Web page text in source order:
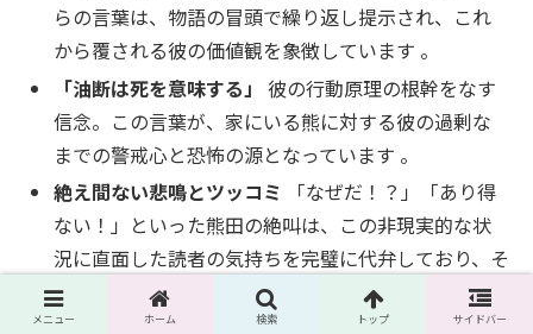
らの言葉は、物語の冒頭で繰り返し提示され、これ
から覆される彼の価値観を象徴しています 。
「油断は死を意味する」 彼の行動原理の根幹をなす
信念。この言葉が、家にいる熊に対する彼の過剰な
までの警戒心と恐怖の源となっています 。
絶え間ない悲鳴とツッコミ
「なぜだ！？」「あり得
ない！」といった熊田の絶叫は、この非現実的な状
況に直面した読者の気持ちを完璧に代弁しており、そ
れ自体が本作を象徴する「名言」と言えるでしょう。
メニュー ホーム 検索 トップ サイドバー